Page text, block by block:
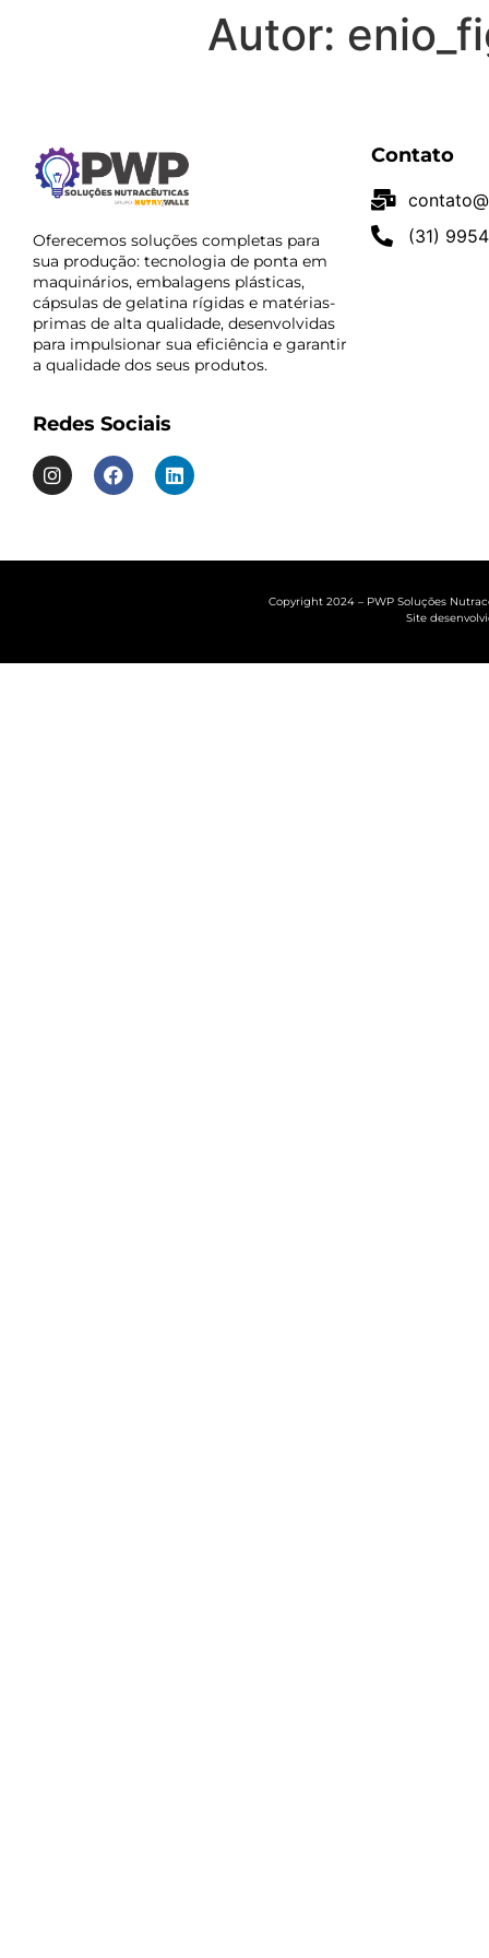
Autor:
Oferecemos soluções completas para
sua produção: tecnologia de ponta em
maquinários, embalagens plásticas,
cápsulas de gelatina rígidas e matérias-
primas de alta qualidade, desenvolvidas
para impulsionar sua eficiência e garantir
a qualidade dos seus produtos.
Contato
(31)
Redes Sociais
Copyright 2024 – PWP Soluções
Site